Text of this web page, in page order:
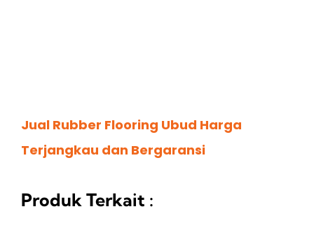
Jual Rubber Flooring Ubud Harga
Terjangkau dan Bergaransi
Produk Terkait :